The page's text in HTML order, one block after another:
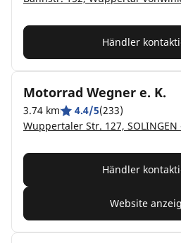
Händler
Motorrad Wegner e. K.
3.74 km 4.4/5(233)
Wuppertaler Str. 127, SOLINGEN
Händler
Website